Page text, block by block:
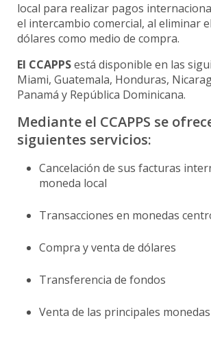
local para realizar pagos
el intercambio comercial, al eliminar
dólares como medio de compra.
El CCAPPSestá disponible en las
Miami, Guatemala, Honduras,
Panamá y República Dominicana.
Mediante el CCAPPS se
siguientes servicios:
Cancelación de sus facturas
moneda local
Transacciones en monedas
Compra y venta de dólares
Transferencia de fondos
Venta de las principales